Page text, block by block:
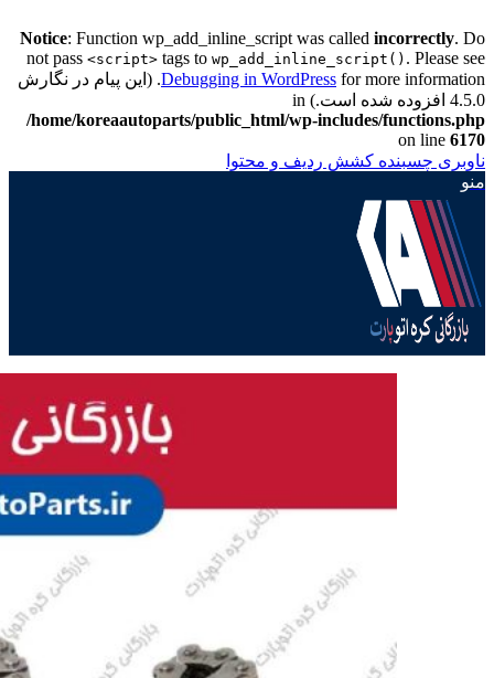
Notice: Function wp_add_inline_script was called incorrectly. Do
not pass <script> tags to wp_add_inline_script() . Please see
Debugging in WordPressfor more information. (این پیام در نگارش
4.5.0 افزوده شده است.) in
/home/koreaautoparts/public_html/wp-includes/functions.php
on line 6170
ناوبری چسبنده کشش ردیف و محتوا
منو